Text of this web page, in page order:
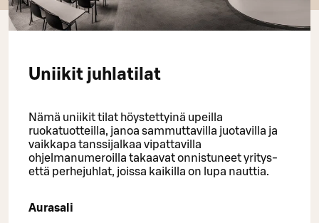
Uniikit juhlatilat
Nämä uniikit tilat höystettyinä upeilla
ruokatuotteilla, janoa sammuttavilla juotavilla ja
vaikkapa tanssijalkaa vipattavilla
ohjelmanumeroilla takaavat onnistuneet yritys-
että perhejuhlat, joissa kaikilla on lupa nauttia.
Aurasali